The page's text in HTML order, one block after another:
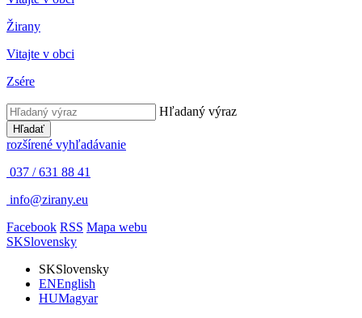
Žirany
Vitajte v obci
Zsére
Hľadaný výraz
Hľadať
rozšírené vyhľadávanie
037 / 631 88 41
info@zirany.eu
Facebook RSS Mapa webu
SKSlovensky
SKSlovensky
ENEnglish
HUMagyar